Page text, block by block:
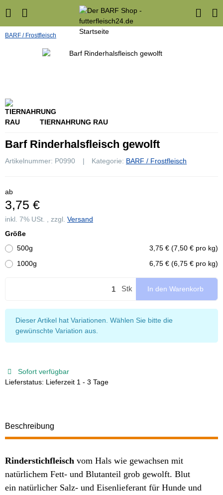
BARF / Frostfleisch
TIERNAHRUNG RAU
Barf Rinderhalsfleisch gewolft
Artikelnummer: P0990 Kategorie: BARF / Frostfleisch
ab
3,75 €
inkl. 7% USt. , zzgl. Versand
Größe
500g
3,75 € (7,50 € pro kg)
1000g
6,75 € (6,75 € pro kg)
Stk In den Warenkorb
x
Dieser Artikel hat Variationen. Wählen Sie bitte die
gewünschte Variation aus.
Sofort verfügbar
Lieferstatus: Lieferzeit 1 - 3 Tage
Beschreibung
Rinderstichfleisch vom Hals wie gewachsen mit
natürlichem Fett- und Blutanteil grob gewolft. Blut
ein natürlicher Salz- und Eisenlieferant für Hunde und